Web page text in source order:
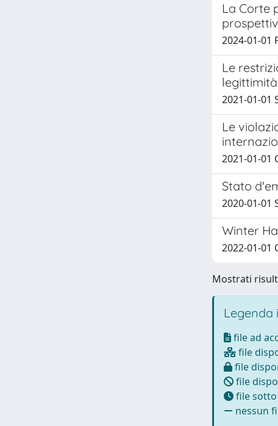
La Corte
2024-01-01
Le
2021-01-01
Le
2021-01-01
Stato
2020-01-01
Winter
2022-01-01
Mostrati
Legenda
file ad
file
file
file
file
nessun